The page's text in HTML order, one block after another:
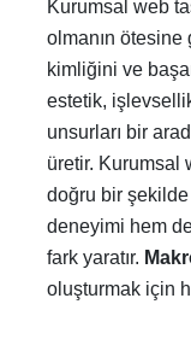
Kurumsal web
olmanın ötesine
kimliğini ve
estetik,
unsurları bir
üretir. Kurumsal
doğru bir şekilde
deneyimi hem
fark yaratır.
oluşturmak için